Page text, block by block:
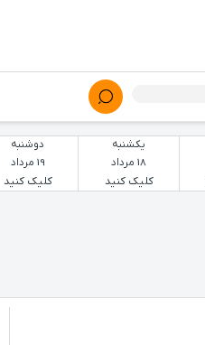
یکشنبه
18 مرداد
کلیک کنید
دوشنبه
19 مرداد
کلیک کنید